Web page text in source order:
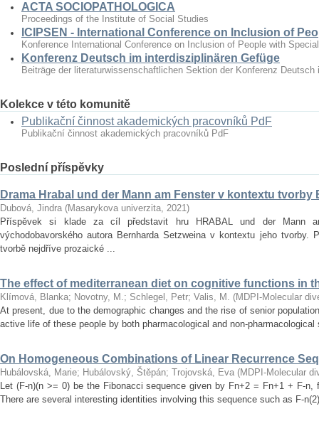
ACTA SOCIOPATHOLOGICA
Proceedings of the Institute of Social Studies
ICIPSEN - International Conference on Inclusion of
Konference International Conference on Inclusion of People with
Konferenz Deutsch im interdisziplinären Gefüge
Beiträge der literaturwissenschaftlichen Sektion der Konferenz
Kolekce v této komunitě
Publikační činnost akademických pracovníků PdF
Publikační činnost akademických pracovníků PdF
Poslední příspěvky
Drama Hrabal und der Mann am Fenster v kontextu tvorby
Dubová, Jindra (Masarykova univerzita, 2021)
Příspěvek si klade za cíl představit hru HRABAL und der Mann
východobavorského autora Bernharda Setzweina v kontextu jeho tvorby.
tvorbě nejdříve prozaické ...
The effect of mediterranean diet on cognitive functions in
Klímová, Blanka; Novotny, M.; Schlegel, Petr; Valis, M. (MDPI-Molecular
At present, due to the demographic changes and the rise of senior
active life of these people by both pharmacological and
On Homogeneous Combinations of Linear Recurrence
Hubálovská, Marie; Hubálovský, Štěpán; Trojovská, Eva (MDPI-Molecular
Let (F-n)(n >= 0) be the Fibonacci sequence given by Fn+2 = Fn+1 + F-
There are several interesting identities involving this sequence such as F-